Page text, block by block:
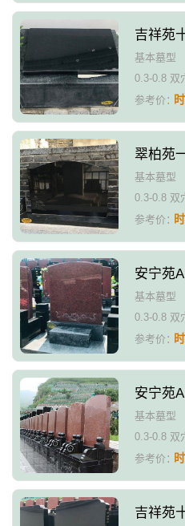
吉祥苑
基本墓型
0.3-0.8 双
参考价：
翠柏苑
基本墓型
0.3-0.8 双
参考价：
安宁苑
基本墓型
0.3-0.8 双
参考价：
安宁苑
基本墓型
0.3-0.8 双
参考价：
吉祥苑